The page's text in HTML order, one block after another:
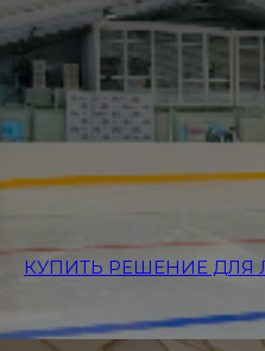
КУПИТЬ РЕШЕНИЕ ДЛЯ